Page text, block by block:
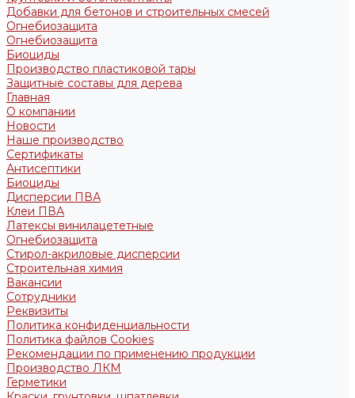
Добавки для бетонов и строительных смесей
Огнебиозащита
Огнебиозащита
Биоциды
Производство пластиковой тары
Защитные составы для дерева
Главная
О компании
Новости
Наше производство
Сертификаты
Антисептики
Биоциды
Дисперсии ПВА
Клеи ПВА
Латексы винилацететные
Огнебиозащита
Стирол-акриловые дисперсии
Строительная химия
Вакансии
Сотрудники
Реквизиты
Политика конфиденциальности
Политика файлов Cookies
Рекомендации по применению продукции
Производство ЛКМ
Герметики